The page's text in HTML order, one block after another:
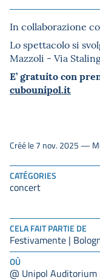
CELA FAIT PARTIE DE
Festivamente |
OÙ
@ Unipol Auditorium
In collaborazione
Lo spettacolo si
Mazzoli - Via
E’ gratuito con
cubounipol.it
CATÉGORIES
concert
Créé le 7 nov. 2025 —